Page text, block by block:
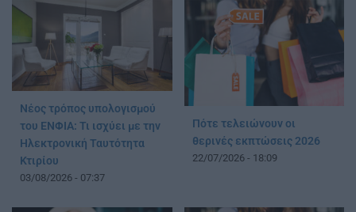
Νέος τρόπος υπολογισμού
του ΕΝΦΙΑ: Τι ισχύει με την
Ηλεκτρονική Ταυτότητα
Κτιρίου
03/08/2026 - 07:37
Πότε τελειώνουν οι
θερινές εκπτώσεις 2026
22/07/2026 - 18:09